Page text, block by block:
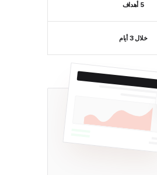
5 أهداف
خلال 3 أيام